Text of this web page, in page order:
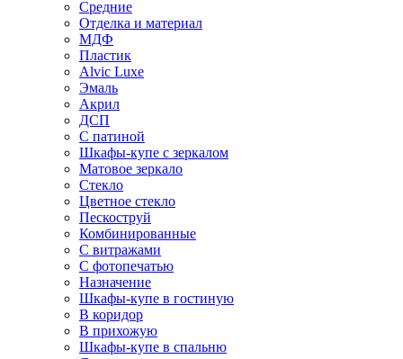
Средние
Отделка и материал
МДФ
Пластик
Alvic Luxe
Эмаль
Акрил
ДСП
С патиной
Шкафы-купе с зеркалом
Матовое зеркало
Стекло
Цветное стекло
Пескоструй
Комбинированные
С витражами
С фотопечатью
Назначение
Шкафы-купе в гостиную
В коридор
В прихожую
Шкафы-купе в спальню